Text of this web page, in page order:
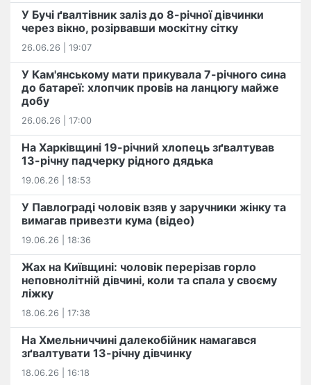
У Бучі ґвалтівник заліз до 8-річної дівчинки
через вікно, розірвавши москітну сітку
26.06.26 | 19:07
У Кам'янському мати прикувала 7-річного сина
до батареї: хлопчик провів на ланцюгу майже
добу
26.06.26 | 17:00
На Харківщині 19-річний хлопець​ ️зґвалтував
13-річну падчерку рідного дядька
19.06.26 | 18:53
У Павлограді чоловік взяв у заручники жінку та
вимагав привезти кума (відео)
19.06.26 | 18:36
Жах на Київщині: чоловік перерізав горло
неповнолітній дівчині, коли та спала у своєму
ліжку
18.06.26 | 17:38
На Хмельниччині далекобійник намагався
зґвалтувати 13-річну дівчинку
18.06.26 | 16:18